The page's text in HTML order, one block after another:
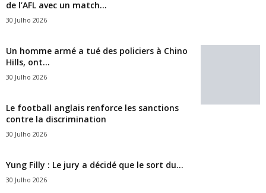
de l’AFL avec un match...
30 Julho 2026
Un homme armé a tué des policiers à Chino
Hills, ont...
30 Julho 2026
Le football anglais renforce les sanctions
contre la discrimination
30 Julho 2026
Yung Filly : Le jury a décidé que le sort du...
30 Julho 2026